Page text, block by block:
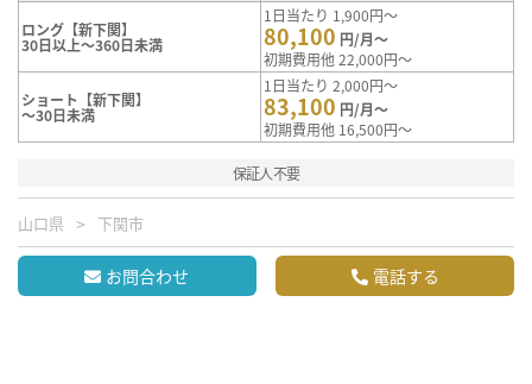
ロング【新下関】
30日以上～360日未満
1日当たり 1,900円～
80,100 円/月～
初期費用他 22,000円～
ショート【新下関】
～30日未満
1日当たり 2,000円～
83,100 円/月～
初期費用他 16,500円～
保証人不要
山口県 下関市
お問合わせ 電話する